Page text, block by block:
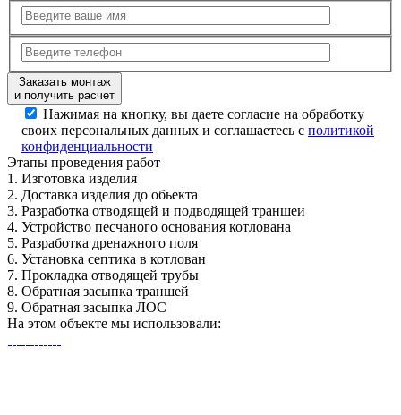
Заказать монтаж
и получить расчет
Нажимая на кнопку, вы даете согласие на обработку
своих персональных данных и соглашаетесь с политикой
конфиденциальности
Этапы проведения работ
1. Изготовка изделия
2. Доставка изделия до обьекта
3. Разработка отводящей и подводящей траншеи
4. Устройство песчаного основания котлована
5. Разработка дренажного поля
6. Установка септика в котлован
7. Прокладка отводящей трубы
8. Обратная засыпка траншей
9. Обратная засыпка ЛОС
На этом объекте мы использовали: